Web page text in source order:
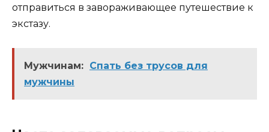
отправиться в завораживающее путешествие к
экстазу.
Мужчинам: Спать без трусов для
мужчины